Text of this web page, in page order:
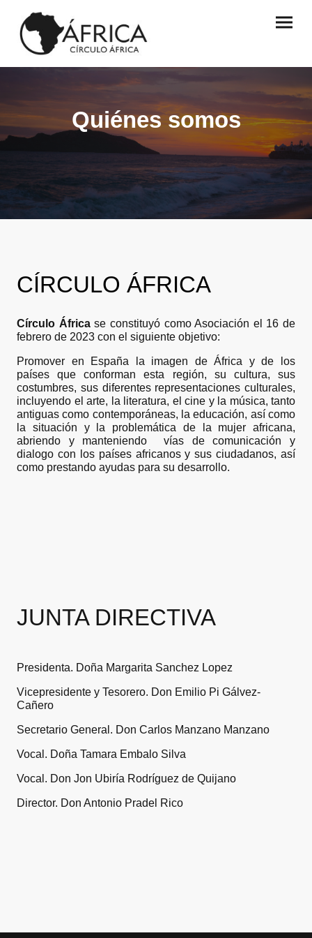
Quiénes somos
CÍRCULO ÁFRICA
Círculo Áfricase constituyó como Asociación el 16 de
febrero de 2023 con el siguiente objetivo:
Promover en España la imagen de África y de los
países que conforman esta región, su cultura, sus
costumbres, sus diferentes representaciones culturales,
incluyendo el arte, la literatura, el cine y la música, tanto
antiguas como contemporáneas, la educación, así como
la situación y la problemática de la mujer africana,
abriendo y manteniendo vías de comunicación y
dialogo con los países africanos y sus ciudadanos, así
como prestando ayudas para su desarrollo.
JUNTA DIRECTIVA
Presidenta. Doña Margarita Sanchez Lopez
Vicepresidente y Tesorero. Don Emilio Pi Gálvez-
Cañero
Secretario General. Don Carlos Manzano Manzano
Vocal. Doña Tamara Embalo Silva
Vocal. Don Jon Ubiría Rodríguez de Quijano
Director. Don Antonio Pradel Rico